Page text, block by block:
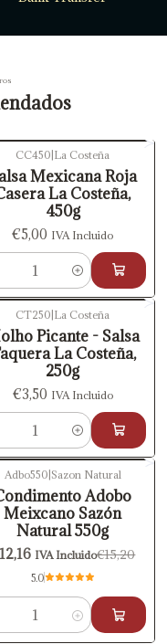
CC450 La Costeña
Mexicana Roja
La Costeña,
450g
€5,00 IVA Incluido
CT250 La Costeña
Picante - Salsa
La Costeña,
250g
€3,50 IVA Incluido
Adbo550|Sazon Natural
Adobo
Meixcano Sazón
Natural 550g
IVA Incluido€15,20
5.0